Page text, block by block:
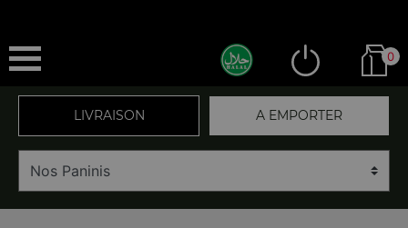
0
LIVRAISON A EMPORTER